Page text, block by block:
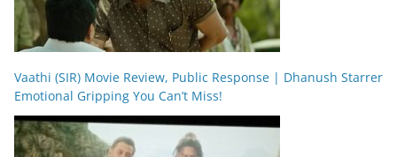
Vaathi (SIR) Movie Review, Public Response | Dhanush Starrer
Emotional Gripping You Can’t Miss!